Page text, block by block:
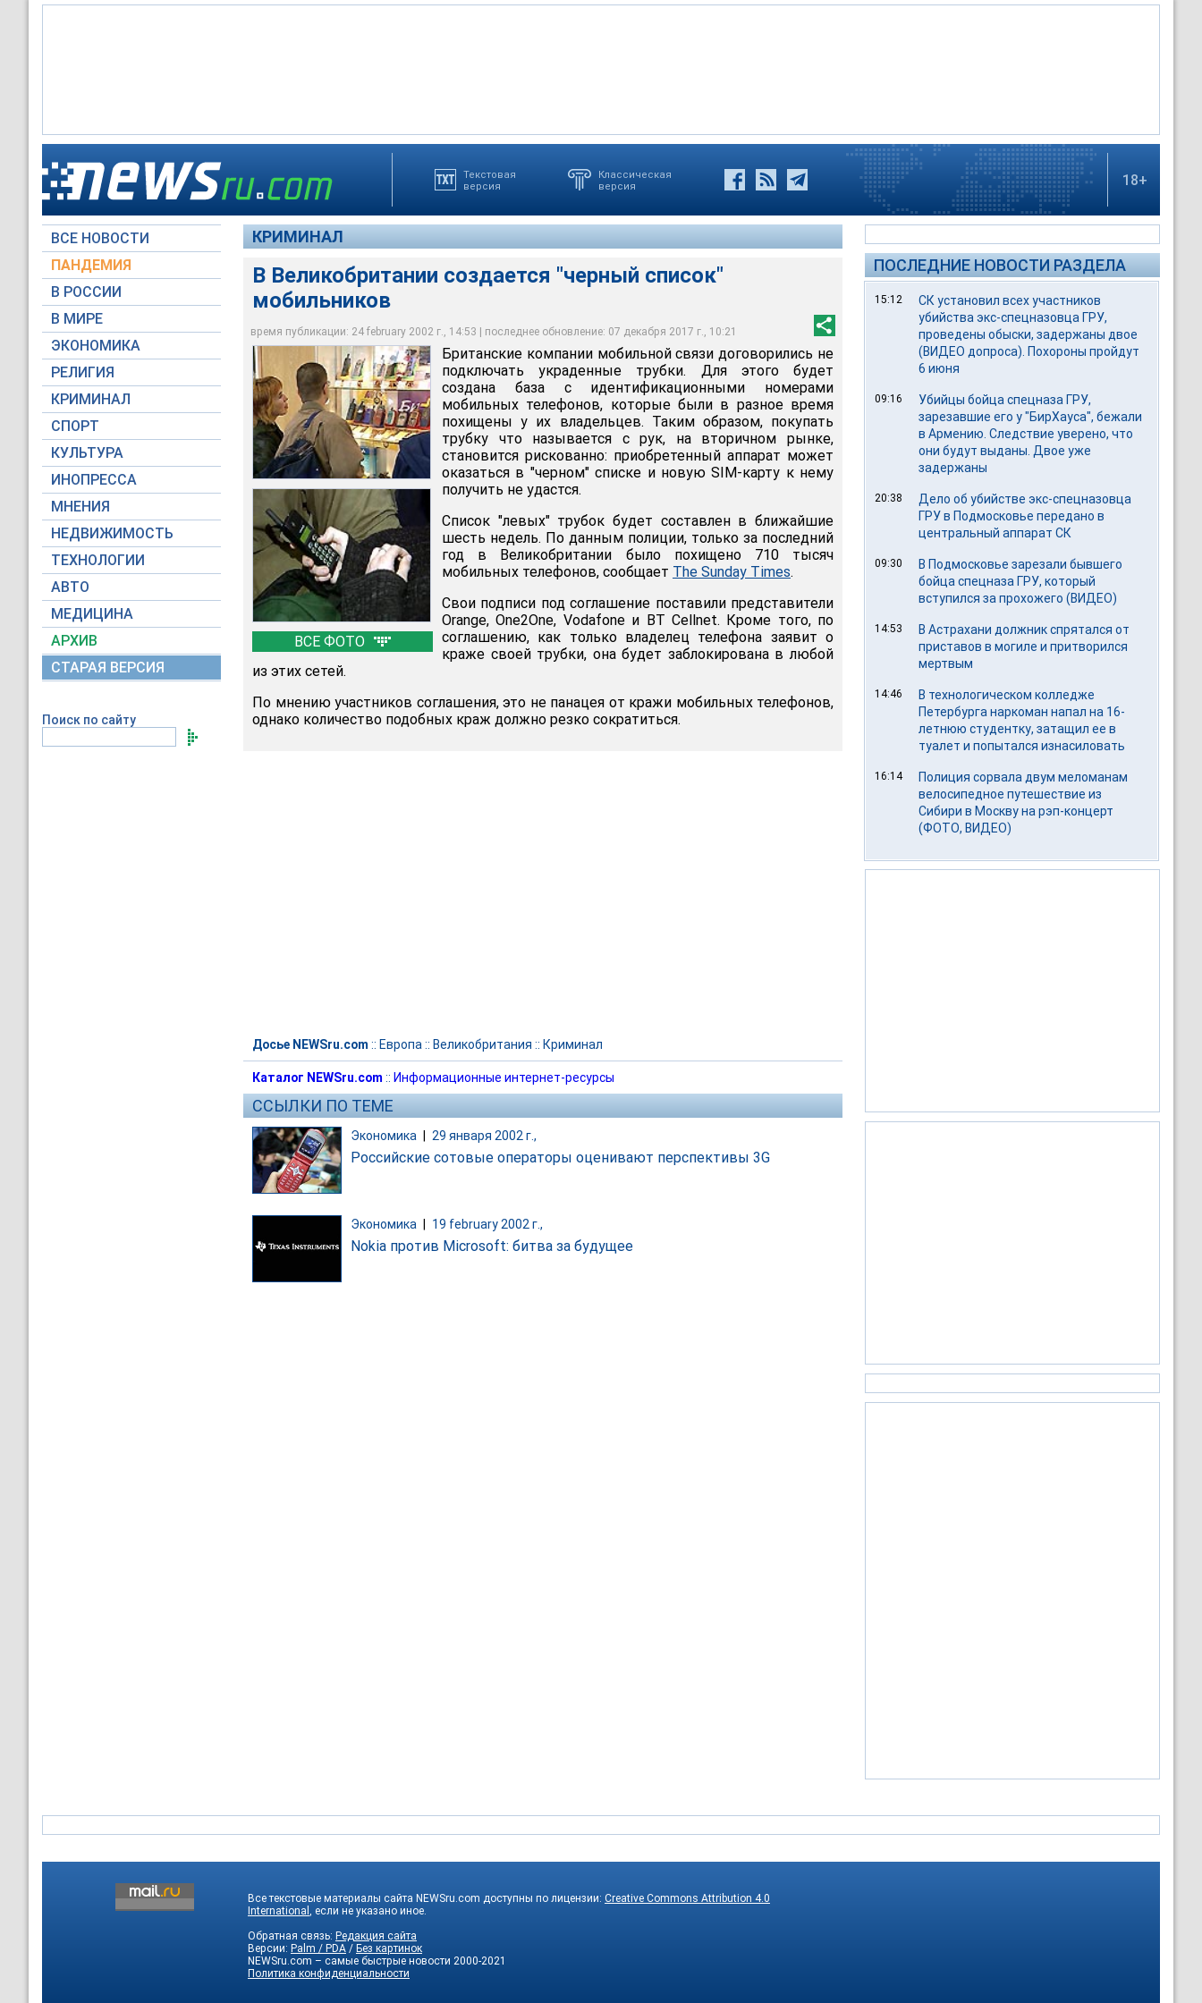
Текстовая
версия
Классическая
версия
18+
ВСЕ НОВОСТИ
ПАНДЕМИЯ
В РОССИИ
В МИРЕ
ЭКОНОМИКА
РЕЛИГИЯ
КРИМИНАЛ
СПОРТ
КУЛЬТУРА
ИНОПРЕССА
МНЕНИЯ
НЕДВИЖИМОСТЬ
ТЕХНОЛОГИИ
АВТО
МЕДИЦИНА
АРХИВ
СТАРАЯ ВЕРСИЯ
Поиск по сайту
КРИМИНАЛ
В Великобритании создается "черный список"
мобильников
время публикации: 24 february 2002 г., 14:53 | последнее обновление: 07 декабря 2017 г., 10:21
ВСЕ ФОТО
Британские компании мобильной связи договорились не подключать украденные
трубки
Архив NTVRU.com
Список "левых" трубок будет составлен в ближайшие шесть недель
Архив NTVRU.com
За последний год в Великобритании было похищено 710 тысяч мобильных телефонов
Архив NTVRU.com
Британские компании мобильной связи договорились не
подключать украденные трубки. Для этого будет
создана база с идентификационными номерами
мобильных телефонов, которые были в разное время
похищены у их владельцев. Таким образом, покупать
трубку что называется с рук, на вторичном рынке,
становится рискованно: приобретенный аппарат может
оказаться в "черном" списке и новую SIM-карту к нему
получить не удастся.
Список "левых" трубок будет составлен в ближайшие
шесть недель. По данным полиции, только за последний
год в Великобритании было похищено 710 тысяч
мобильных телефонов, сообщает The Sunday Times.
Свои подписи под соглашение поставили представители
Orange, One2One, Vodafone и BT Cellnet. Кроме того, по
соглашению, как только владелец телефона заявит о
краже своей трубки, она будет заблокирована в любой
из этих сетей.
По мнению участников соглашения, это не панацея от кражи мобильных телефонов,
однако количество подобных краж должно резко сократиться.
Досье NEWSru.com :: Европа :: Великобритания :: Криминал
Каталог NEWSru.com :: Информационные интернет-ресурсы
ССЫЛКИ ПО ТЕМЕ
Экономика 29 января 2002 г.,
Российские сотовые операторы оценивают перспективы 3G
Экономика 19 february 2002 г.,
Nokia против Microsoft: битва за будущее
ПОСЛЕДНИЕ НОВОСТИ РАЗДЕЛА
15:12
СК установил всех участников
убийства экс-спецназовца ГРУ,
проведены обыски, задержаны двое
(ВИДЕО допроса). Похороны пройдут
6 июня
09:16
Убийцы бойца спецназа ГРУ,
зарезавшие его у "БирХауса", бежали
в Армению. Следствие уверено, что
они будут выданы. Двое уже
задержаны
20:38
Дело об убийстве экс-спецназовца
ГРУ в Подмосковье передано в
центральный аппарат СК
09:30
В Подмосковье зарезали бывшего
бойца спецназа ГРУ, который
вступился за прохожего (ВИДЕО)
14:53
В Астрахани должник спрятался от
приставов в могиле и притворился
мертвым
14:46
В технологическом колледже
Петербурга наркоман напал на 16-
летнюю студентку, затащил ее в
туалет и попытался изнасиловать
16:14
Полиция сорвала двум меломанам
велосипедное путешествие из
Сибири в Москву на рэп-концерт
(ФОТО, ВИДЕО)
Все текстовые материалы сайта NEWSru.com доступны по лицензии: Creative Commons Attribution 4.0
International , если не указано иное.
Обратная связь: Редакция сайта
Версии: Palm / PDA / Без картинок
NEWSru.com – самые быстрые новости 2000-2021
Политика конфиденциальности